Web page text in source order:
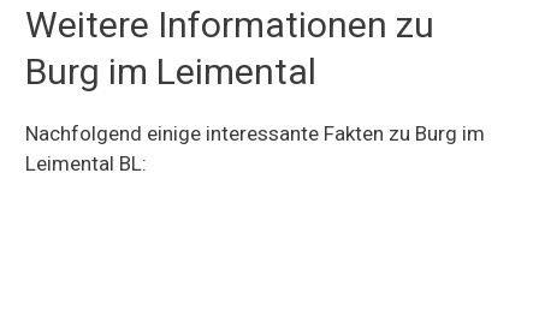
Weitere Informationen zu
Burg im Leimental
Nachfolgend einige interessante Fakten zu Burg im
Leimental BL: